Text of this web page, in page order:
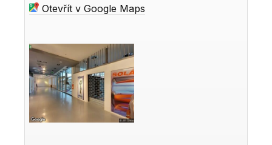
Otevřít v Google Maps